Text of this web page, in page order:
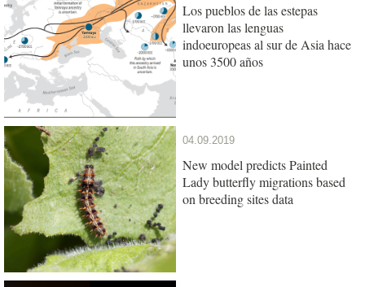
Los pueblos de las estepas
llevaron las lenguas
indoeuropeas al sur de Asia hace
unos 3500 años
04.09.2019
New model predicts Painted
Lady butterfly migrations based
on breeding sites data